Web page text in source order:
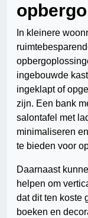
In kleinere
ingebouwde
ingeklapt of
zijn. Een bank
salontafel met
minimaliseren
te bieden voor
Daarnaast
helpen om
dat dit ten koste
boeken en